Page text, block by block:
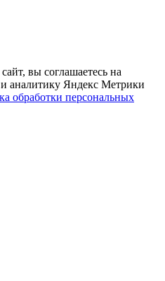
вы соглашаетесь на
и аналитику Яндекс Метрики
обработки персональных